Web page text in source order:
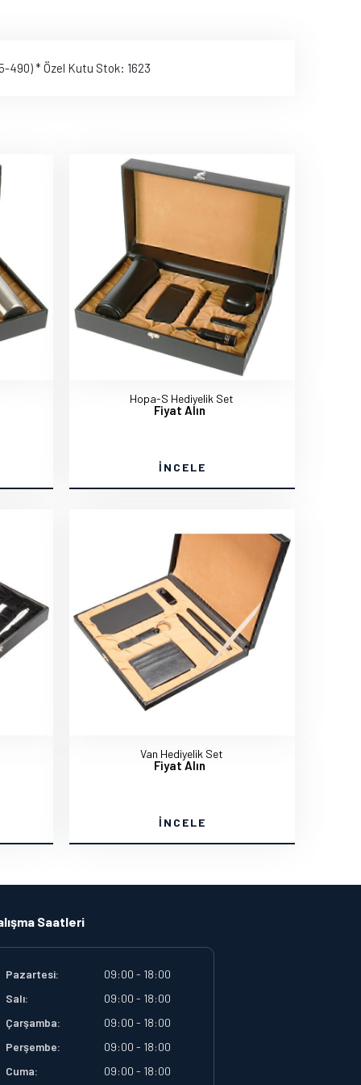
490) * Özel Kutu Stok: 1623
Hopa-S Hediyelik Set
Fiyat Alın
İNCELE
Van Hediyelik Set
Fiyat Alın
İNCELE
Saatleri
Pazartesi:
09:00 - 18:00
Salı:
09:00 - 18:00
Çarşamba:
09:00 - 18:00
Perşembe:
09:00 - 18:00
Cuma:
09:00 - 18:00